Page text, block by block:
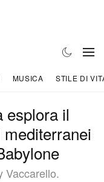
MUSICA STILE DI
esplora il
Vaccarello.